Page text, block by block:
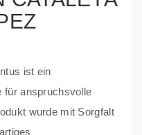
ist ein
für anspruchsvolle
wurde mit Sorgfalt